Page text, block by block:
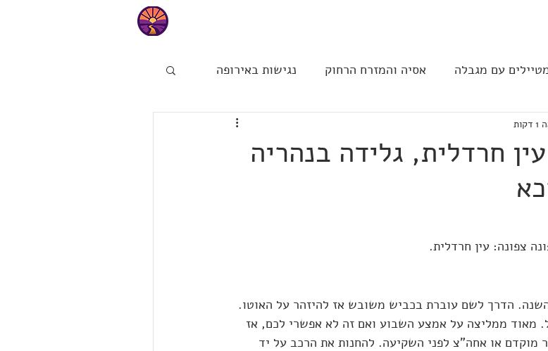
עם מגבלה אסיה והמזרח הרחוק נגישות באירופה
נגישות בבתי מלון הפינה של מיכל
חרדלית, גלידה בנהריה
צפונה: עין חרדלית.
הדרך לשם עוברת בכביש משובש אז להיזהר על האוטו.
מאוד ממליצה על אמצע השבוע ואם זה לא אפשרי לכם, אז
מוקדם או אחה"צ לפני השקיעה. להחנות את הרכב על יד